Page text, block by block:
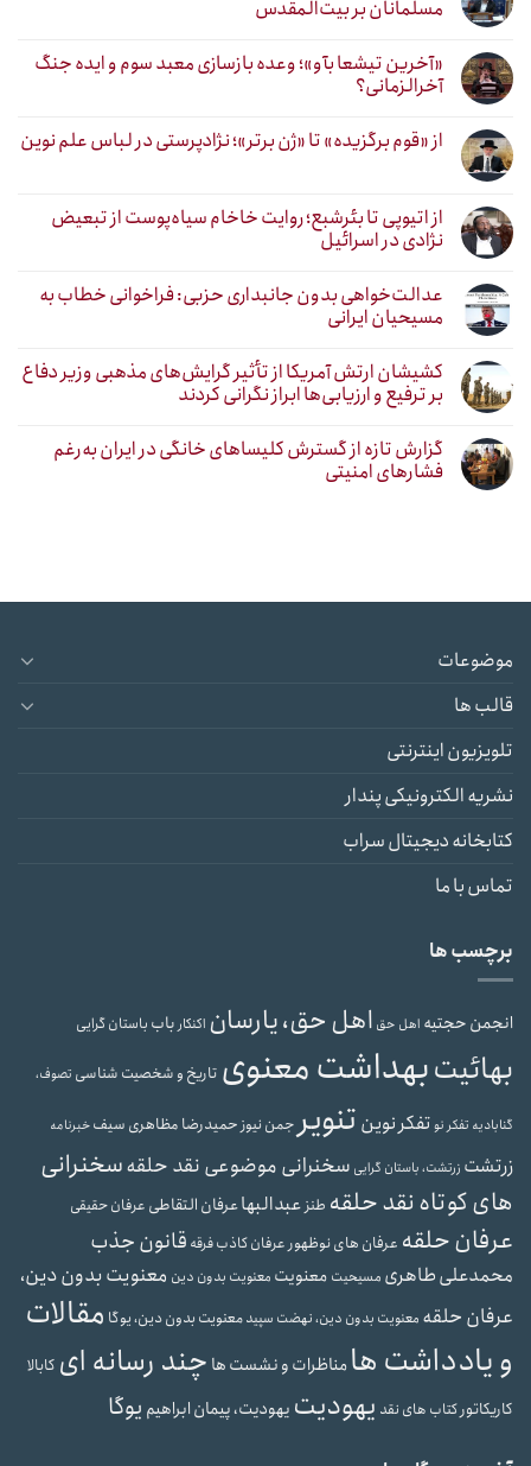
مسلمانان بر بیت‌المقدس
«آخرین تیشعا بآو»؛ وعده بازسازی معبد سوم و ایده جنگ
آخرالزمانی؟
از «قوم برگزیده» تا «ژن برتر»؛ نژادپرستی در لباس علم نوین
از اتیوپی تا بئرشبع؛ روایت خاخام سیاه‌پوست از تبعیض
نژادی در اسرائیل
عدالت‌خواهی بدون جانبداری حزبی: فراخوانی خطاب به
مسیحیان ایرانی
کشیشان ارتش آمریکا از تأثیر گرایش‌های مذهبی وزیر دفاع
بر ترفیع و ارزیابی‌ها ابراز نگرانی کردند
گزارش تازه از گسترش کلیساهای خانگی در ایران به‌رغم
فشارهای امنیتی
موضوعات
قالب ها
تلویزیون اینترنتی
نشریه الکترونیکی پندار
کتابخانه دیجیتال سراب
تماس با ما
برچسب ها
انجمن حجتیه اهل حق اهل حق، یارسان اکنکارباب باستان گرایی
بهائیتبهداشت معنوی تاریخ و شخصیت شناسی تصوف،
گنابادیه تفکر نوتفکر نوین تنویر جمن نیوزحمیدرضا مظاهری سیفخبرنامه
زرتشت زرتشت، باستان گرایی سخنرانی موضوعی نقد حلقهسخنرانی
های کوتاه نقد حلقه طنزعبدالبهاعرفان التقاطی عرفان حقیقی
عرفان حلقه عرفان های نوظهورعرفان کاذبفرقه قانون جذب
محمدعلی طاهری مسیحیت معنویت معنویت بدون دین معنویت بدون دین،
عرفان حلقه معنویت بدون دین، نهضت سپیدمعنویت بدون دین، یوگا مقالات
و یادداشت هامناظرات و نشست ها چند رسانه ای کابالا
کاریکاتورکتاب های نقد یهودیت یهودیت، پیمان ابراهیم یوگا